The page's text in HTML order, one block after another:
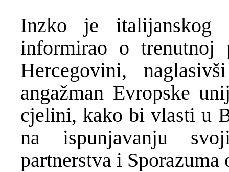
Inzko je italijanskog
informirao o
Hercegovini,
angažman Evropske
cjelini, kako bi vlasti u
na ispunjavanju
partnerstva i